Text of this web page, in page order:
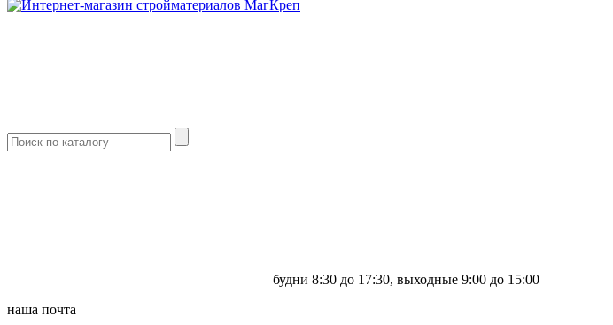
будни 8:30 до 17:30, выходные 9:00 до 15:00
наша почта